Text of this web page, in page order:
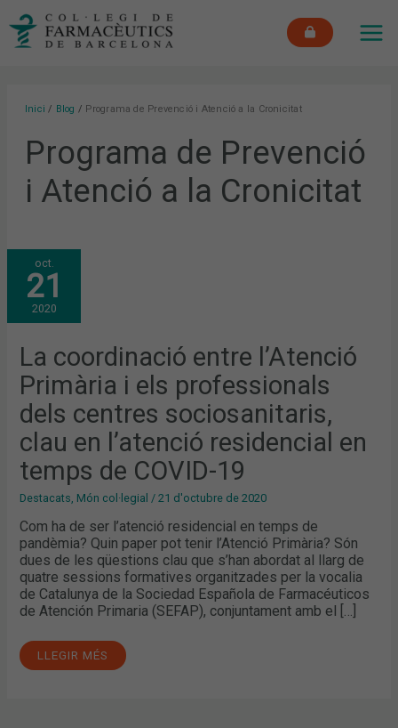
Inici Blog Programa de Prevenció i Atenció a la Cronicitat
Programa de Prevenció
i Atenció a la Cronicitat
oct.
21
2020
La coordinació entre l’Atenció
Primària i els professionals
dels centres sociosanitaris,
clau en l’atenció residencial en
temps de COVID-19
Destacats Món col·legial /21 d'octubre de 2020
Com ha de ser l’atenció residencial en temps de
pandèmia? Quin paper pot tenir l’Atenció Primària? Són
dues de les qüestions clau que s’han abordat al llarg de
quatre sessions formatives organitzades per la vocalia
de Catalunya de la Sociedad Española de Farmacéuticos
de Atención Primaria (SEFAP), conjuntament amb el […]
LA
COORDINACIÓ
ENTRE
L’ATENCIÓ
PRIMÀRIA
I
ELS
CENTRES
SOCIOSANITARIS,
CLAU
EN
L’ATENCIÓ
RESIDENCIAL
EN
TEMPS
DE
19
LLEGIR MÉS